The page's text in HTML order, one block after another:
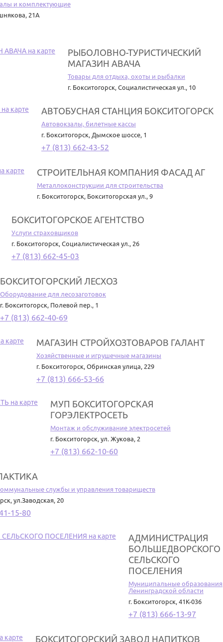
и комплектующие
21А
РЫБОЛОВНО-ТУРИСТИЧЕСКИЙ
МАГАЗИН АВАЧА
Товары для отдыха, охоты и рыбалки
г. Бокситогорск, Социалистическая ул., 10
АВТОБУСНАЯ СТАНЦИЯ БОКСИТОГОРСК
Автовокзалы, билетные кассы
г. Бокситогорск, Дымское шоссе, 1
+7 (813) 662-43-52
СТРОИТЕЛЬНАЯ КОМПАНИЯ ФАСАД АГ
Металлоконструкции для строительства
г. Бокситогорск, Бокситогорская ул., 9
БОКСИТОГОРСКОЕ АГЕНТСТВО
Услуги страховщиков
г. Бокситогорск, Социалистическая ул., 26
+7 (813) 662-45-03
БОКСИТОГОРСКИЙ ЛЕСХОЗ
Оборудование для лесозаготовок
г. Бокситогорск, Полевой пер., 1
+7 (813) 662-40-69
МАГАЗИН СТРОЙХОЗТОВАРОВ ГАЛАНТ
Хозяйственные и игрушечные магазины
г. Бокситогорск, Обринская улица, 229
+7 (813) 666-53-66
МУП БОКСИТОГОРСКАЯ
ГОРЭЛЕКТРОСЕТЬ
Монтаж и обслуживание электросетей
г. Бокситогорск, ул. Жукова, 2
+7 (813) 662-10-60
службы и управления товариществ
, ул.Заводская, 20
15-80
АДМИНИСТРАЦИЯ
БОЛЬШЕДВОРСКОГО
СЕЛЬСКОГО
ПОСЕЛЕНИЯ
Муниципальные образования
Ленинградской области
г. Бокситогорск, 41К-036
+7 (813) 666-13-97
БОКСИТОГОРСКИЙ ЗАВОД НАПИТКОВ